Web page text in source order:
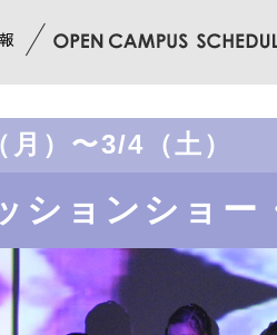
）〜3/4（土）
ションショー